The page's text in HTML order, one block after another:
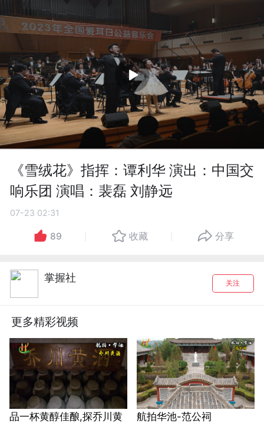
《雪绒花》指挥：谭利华 演出：中国交
响乐团 演唱：裴磊 刘静远
07-23 02:31
89 收藏 分享
掌握社 关注
更多精彩视频
品一杯黄醇佳酿,探乔川黄
航拍华池-范公祠